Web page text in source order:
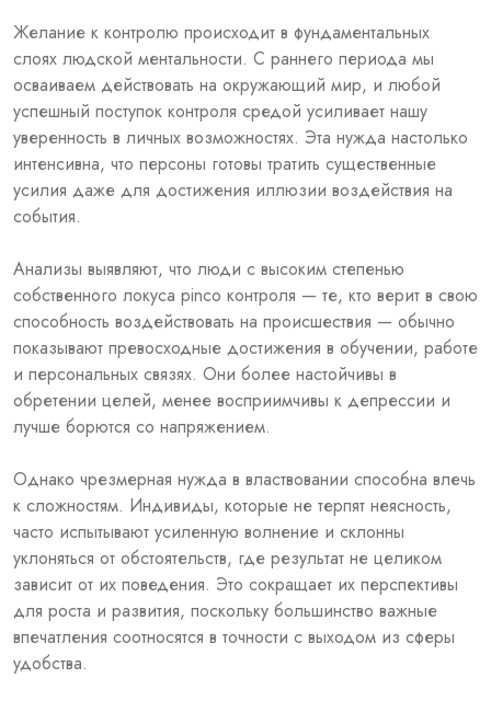
Желание к контролю происходит в фундаментальных
слоях людской ментальности. С раннего периода мы
осваиваем действовать на окружающий мир, и любой
успешный поступок контроля средой усиливает нашу
уверенность в личных возможностях. Эта нужда настолько
интенсивна, что персоны готовы тратить существенные
усилия даже для достижения иллюзии воздействия на
события.
Анализы выявляют, что люди с высоким степенью
собственного локуса pinco контроля — те, кто верит в свою
способность воздействовать на происшествия — обычно
показывают превосходные достижения в обучении, работе
и персональных связях. Они более настойчивы в
обретении целей, менее восприимчивы к депрессии и
лучше борются со напряжением.
Однако чрезмерная нужда в властвовании способна влечь
к сложностям. Индивиды, которые не терпят неясность,
часто испытывают усиленную волнение и склонны
уклоняться от обстоятельств, где результат не целиком
зависит от их поведения. Это сокращает их перспективы
для роста и развития, поскольку большинство важные
впечатления соотносятся в точности с выходом из сферы
удобства.